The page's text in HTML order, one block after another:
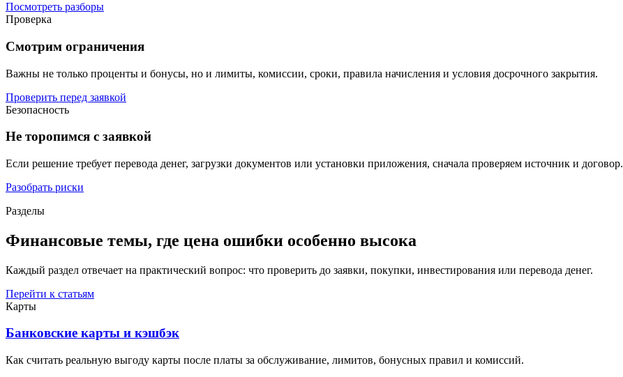
Посмотреть разборы
Проверка
Смотрим ограничения
Важны не только проценты и бонусы, но и лимиты, комиссии, сроки, правила начисления и условия досрочного закрытия.
Проверить перед заявкой
Безопасность
Не торопимся с заявкой
Если решение требует перевода денег, загрузки документов или установки приложения, сначала проверяем источник и договор.
Разобрать риски
Разделы
Финансовые темы, где цена ошибки особенно высока
Каждый раздел отвечает на практический вопрос: что проверить до заявки, покупки, инвестирования или перевода денег.
Перейти к статьям
Карты
Банковские карты и кэшбэк
Как считать реальную выгоду карты после платы за обслуживание, лимитов, бонусных правил и комиссий.